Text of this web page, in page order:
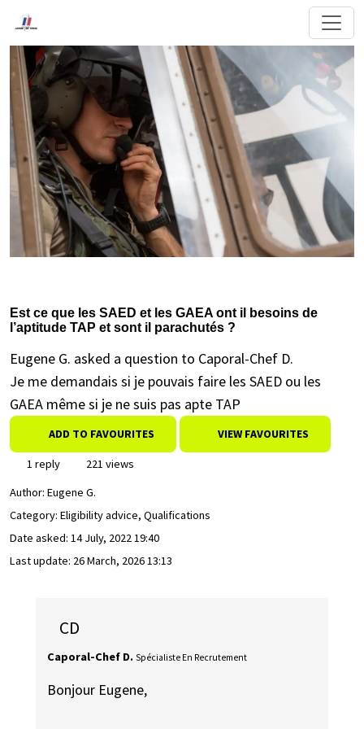
Est ce que les SAED et les GAEA ont il besoins de
l’aptitude TAP et sont il parachutés ?
Eugene G. asked a question to Caporal-Chef D.
Je me demandais si je pouvais faire les SAED ou les
GAEA même si je ne suis pas apte TAP
ADD TO FAVOURITES VIEW FAVOURITES
1 reply
221 views
Author: Eugene G.
Category: Eligibility advice, Qualifications
Date asked: 14 July, 2022 19:40
Last update: 26 March, 2026 13:13
CD
Caporal-Chef D. Spécialiste En Recrutement
Bonjour Eugene,